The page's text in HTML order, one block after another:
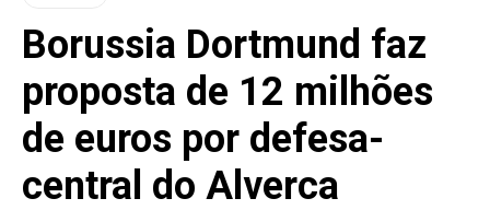
Borussia Dortmund faz
proposta de 12 milhões
de euros por defesa-
central do Alverca